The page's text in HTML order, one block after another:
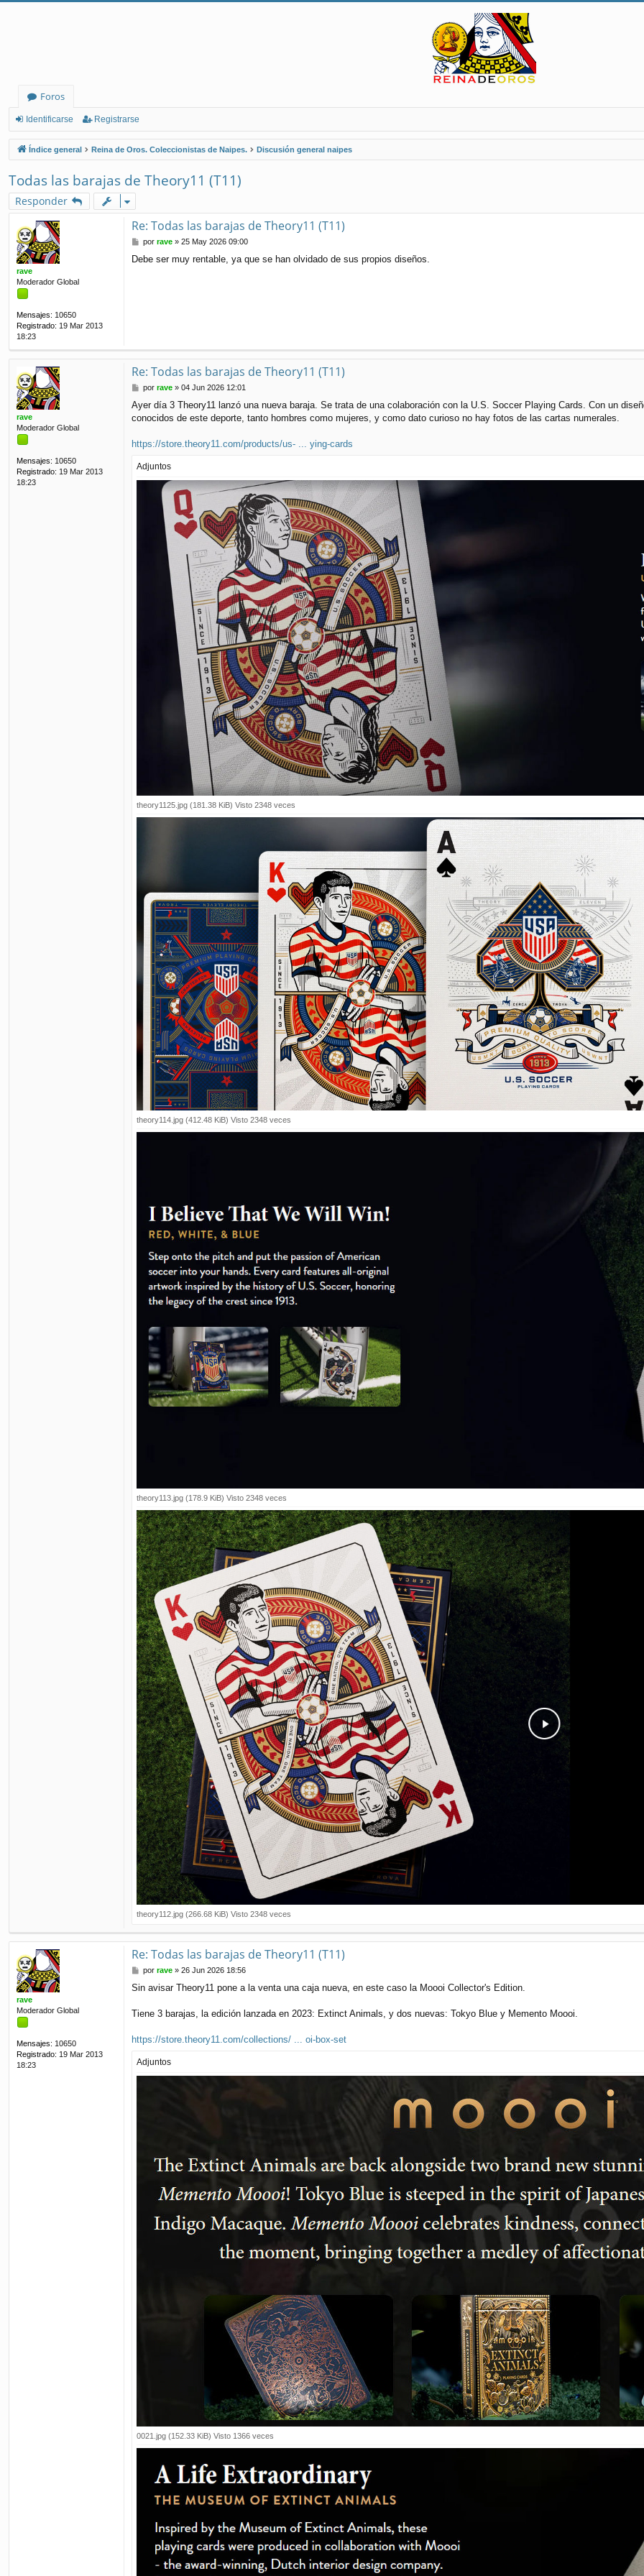
Foros
Identificarse Registrarse
Índice general Reina de Oros. Coleccionistas de Naipes. Discusión general naipes
Todas las barajas de Theory11 (T11)
Responder
rave
Moderador Global
Mensajes: 10650
Registrado: 19 Mar 2013
18:23
Re: Todas las barajas de Theory11 (T11)
M
n
por rave» 25 May 2026 09:00
Debe ser muy rentable, ya que se han olvidado de sus propios diseños.
rave
Moderador Global
Mensajes: 10650
Registrado: 19 Mar 2013
18:23
Re: Todas las barajas de Theory11 (T11)
M
n
s
j
e
por rave» 04 Jun 2026 12:01
Ayer día 3 Theory11 lanzó una nueva baraja. Se trata de una colaboración con la U.S. Soccer Playing Cards. Con un
conocidos de este deporte, tanto hombres como mujeres, y como dato curioso no hay fotos de las cartas numerales.
https://store.theory11.com/products/us- ... ying-cards
Adjuntos
theory1125.jpg (181.38 KiB) Visto 2348 veces
theory114.jpg (412.48 KiB) Visto 2348 veces
theory113.jpg (178.9 KiB) Visto 2348 veces
theory112.jpg (266.68 KiB) Visto 2348 veces
rave
Moderador Global
Mensajes: 10650
Registrado: 19 Mar 2013
18:23
Re: Todas las barajas de Theory11 (T11)
M
n
a
por rave» 26 Jun 2026 18:56
Sin avisar Theory11 pone a la venta una caja nueva, en este caso la Moooi Collector's Edition.
Tiene 3 barajas, la edición lanzada en 2023: Extinct Animals, y dos nuevas: Tokyo Blue y Memento Moooi.
https://store.theory11.com/collections/ ... oi-box-set
Adjuntos
0021.jpg (152.33 KiB) Visto 1366 veces